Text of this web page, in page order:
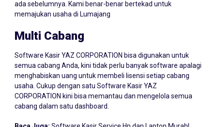
memajukan usaha di Lumajang
semua cabang Anda, kini tidak perlu banyak software apalagi
menghabiskan uang untuk membeli lisensi setiap cabang
usaha. Cukup dengan satu Software Kasir YAZ
CORPORATION kini bisa memantau dan mengelola semua
cabang dalam satu dashboard.